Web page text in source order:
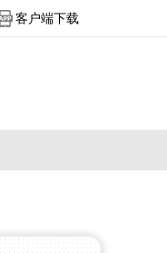
客户端下载